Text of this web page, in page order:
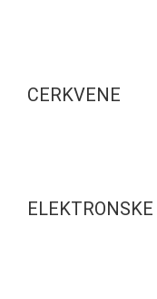
CERKVENE
ELEKTRONSKE